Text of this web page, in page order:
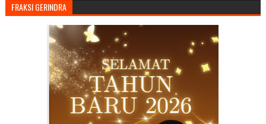
FRAKSI GERINDRA